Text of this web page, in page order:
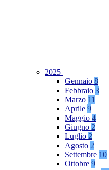
2025
Gennaio 8
Febbraio 3
Marzo 11
Aprile 9
Maggio 4
Giugno 2
Luglio 2
Agosto 2
Settembre 10
Ottobre 9